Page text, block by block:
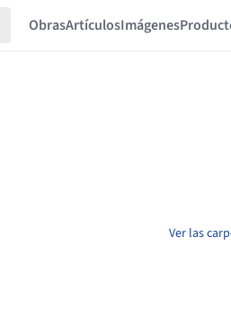
ObrasArtículosImágenes
Ver las